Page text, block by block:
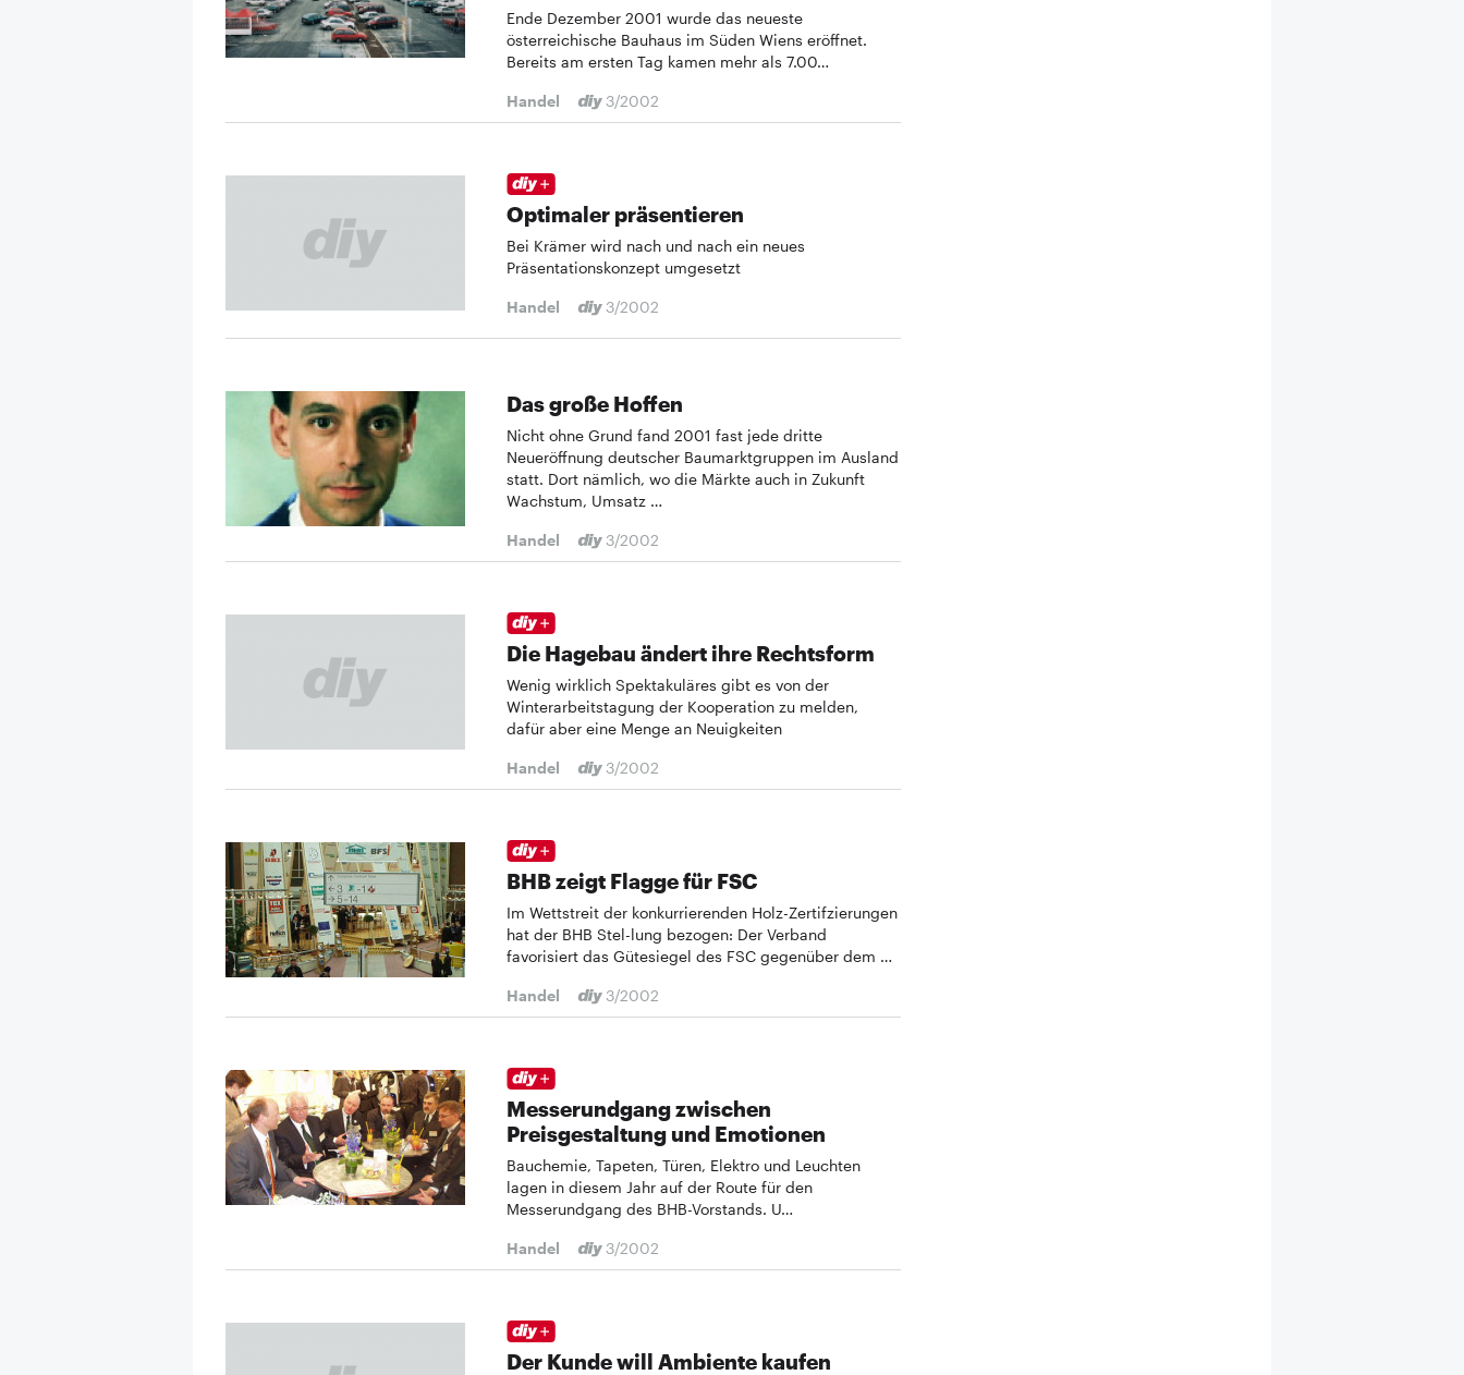
Ende Dezember 2001 wurde das neueste
österreichische Bauhaus im Süden Wiens eröffnet.
Bereits am ersten Tag kamen mehr als 7.00…
Handel 3/2002
Optimaler präsentieren
Bei Krämer wird nach und nach ein neues
Präsentationskonzept umgesetzt
Handel 3/2002
Das große Hoffen
Nicht ohne Grund fand 2001 fast jede dritte
Neueröffnung deutscher Baumarktgruppen im Ausland
statt. Dort nämlich, wo die Märkte auch in Zukunft
Wachstum, Umsatz …
Handel 3/2002
Die Hagebau ändert ihre Rechtsform
Wenig wirklich Spektakuläres gibt es von der
Winterarbeitstagung der Kooperation zu melden,
dafür aber eine Menge an Neuigkeiten
Handel 3/2002
BHB zeigt Flagge für FSC
Im Wettstreit der konkurrierenden Holz-Zertifzierungen
hat der BHB Stel-lung bezogen: Der Verband
favorisiert das Gütesiegel des FSC gegenüber dem …
Handel 3/2002
Messerundgang zwischen
Preisgestaltung und Emotionen
Bauchemie, Tapeten, Türen, Elektro und Leuchten
lagen in diesem Jahr auf der Route für den
Messerundgang des BHB-Vorstands. U…
Handel 3/2002
Der Kunde will Ambiente kaufen